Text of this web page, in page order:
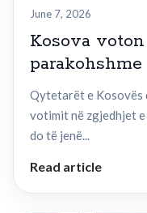
June 7, 2026
Kosova
Qytetarët e Kosovës
votimit në zgjedhjet
do të jenë...
Read article